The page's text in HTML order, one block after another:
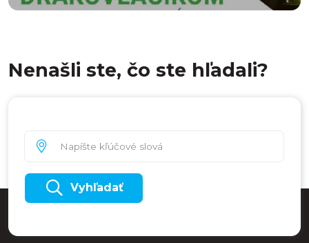
Nenašli ste, čo ste hľadali?
Vyhľadať